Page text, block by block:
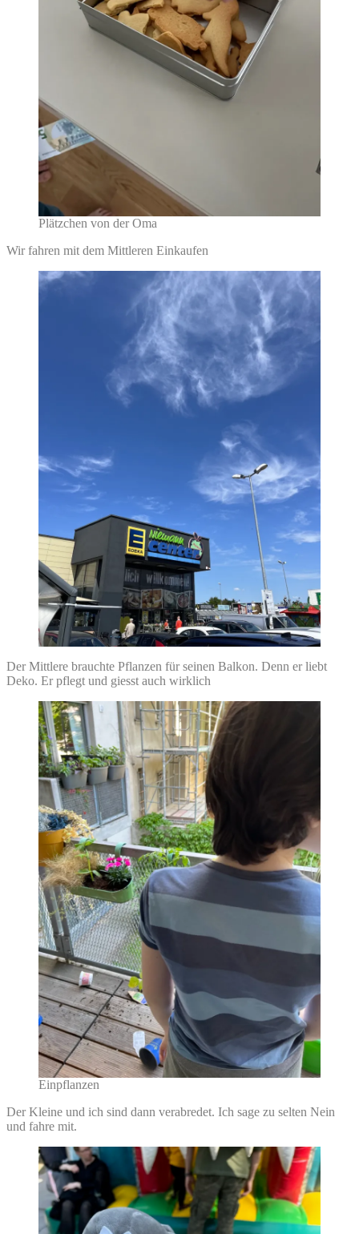
Plätzchen von der Oma
Wir fahren mit dem Mittleren Einkaufen
Der Mittlere brauchte Pflanzen für seinen Balkon. Denn er liebt
Deko. Er pflegt und giesst auch wirklich
Einpflanzen
Der Kleine und ich sind dann verabredet. Ich sage zu selten Nein
und fahre mit.